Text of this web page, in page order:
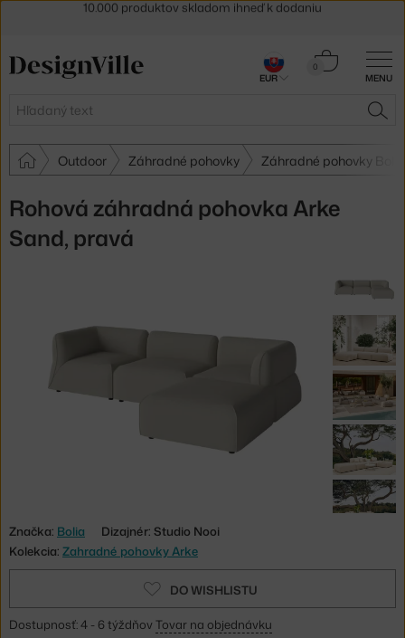
MENU
Hľadať
0
Košík
Outdoor Záhradné pohovky Záhradné pohovky Bolia
Rohová záhradná pohovka Arke
Sand, pravá
Značka: Bolia
Dizajnér: Studio Nooi
Kolekcia: Zahradné pohovky Arke
DO WISHLISTU
Dostupnosť: 4 - 6 týždňov Tovar na objednávku
30 dní na vrátenie tovaru
EUR